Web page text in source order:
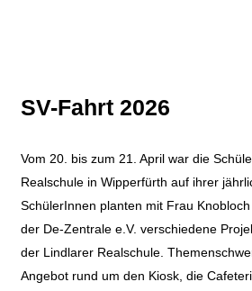
SV-Fahrt 2026
Vom 20. bis zum 21. April war die
Realschule in Wipperfürth auf ihrer
SchülerInnen planten mit Frau
der De-Zentrale e.V. verschiedene
der Lindlarer Realschule.
Angebot rund um den Kiosk, die